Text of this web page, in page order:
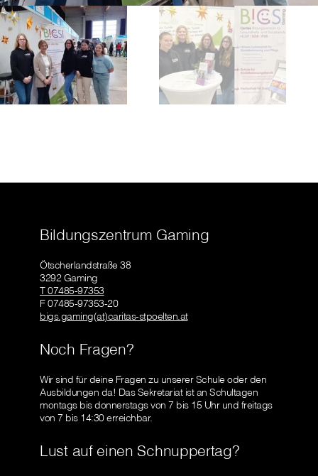
Bildungszentrum Gaming
Ötscherlandstraße 38
3292 Gaming
T 07485-97353
F 07485-97353-20
bigs.gaming(at)caritas-stpoelten.at
Noch Fragen?
Wir sind für deine Fragen zu unserer Schule oder den
Ausbildungen da! Das Sekretariat ist an Schultagen
montags bis donnerstags von 7 bis 15 Uhr und freitags
von 7 bis 14:30 erreichbar.
Lust auf einen Schnuppertag?